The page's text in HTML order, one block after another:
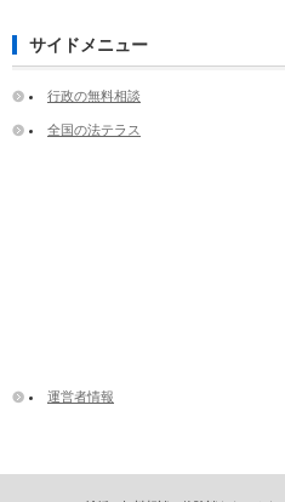
サイドメニュー
行政の無料相談
全国の法テラス
運営者情報